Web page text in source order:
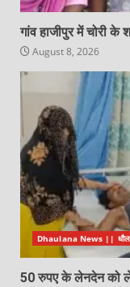
गांव हाजीपुर में चोरी
August 8, 2026
Dhaulana News ||
50 रुपए के लेनदेन को